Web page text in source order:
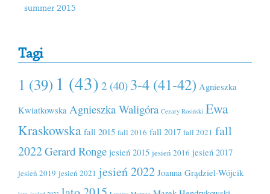
summer 2015
Tagi
1 (39) 1 (43) 2 (40) 3-4 (41-42) Agnieszka
Kwiatkowska Agnieszka Waligóra Cezary Rosiński Ewa
Kraskowska fall 2015 fall 2016 fall 2017 fall 2021 fall
2022Gerard Ronge jesień 2015 jesień 2016 jesień 2017
jesień 2019 jesień 2021 jesień 2022 Joanna Grądziel-Wójcik